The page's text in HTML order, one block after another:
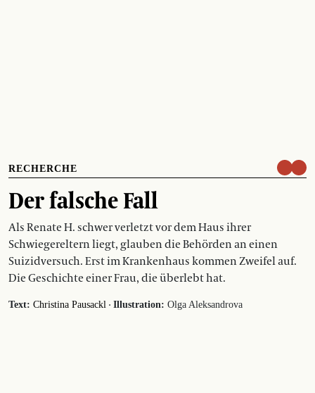
RECHERCHE
Der falsche Fall
Als Renate H. schwer verletzt vor dem Haus ihrer
Schwiegereltern liegt, glauben die Behörden an einen
Suizidversuch. Erst im Krankenhaus kommen Zweifel auf.
Die Geschichte einer Frau, die überlebt hat.
Text: Christina Pausackl · Illustration: Olga Aleksandrova